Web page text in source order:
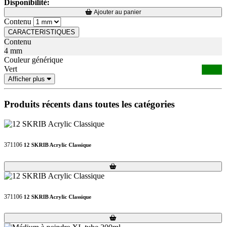
Disponibilité:
Loading...
Loading... Ajouter au panier
Contenu
CARACTERISTIQUES
Contenu
4 mm
Couleur générique
Vert
Afficher plus
Produits récents dans toutes les catégories
371106 12 SKRIB Acrylic Classique
Loading...
Loading...
371106 12 SKRIB Acrylic Classique
Loading...
Loading...